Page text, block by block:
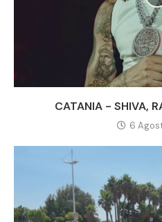
CATANIA - SHIVA,
6